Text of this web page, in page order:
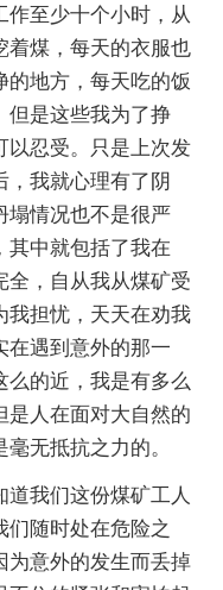
作至少十个小时，从
着煤，每天的衣服也
的地方，每天吃的饭
但是这些我为了挣
以忍受。只是上次发
，我就心理有了阴
塌情况也不是很严
其中就包括了我在
全，自从我从煤矿受
我担忧，天天在劝我
在遇到意外的那一
么的近，我是有多么
是人在面对大自然的
无抵抗之力的。
道我们这份煤矿工人
们随时处在危险之
为意外的发生而丢掉